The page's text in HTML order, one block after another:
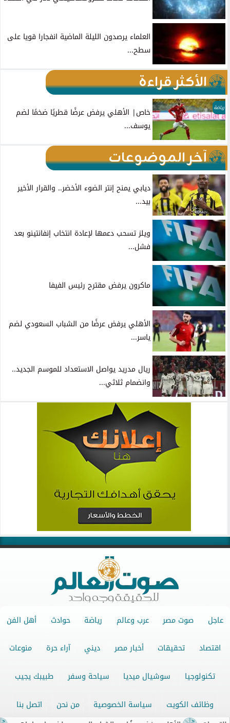
العلماء يرصدون الليلة الماضية انفجارا قويا على
سطح...
الأكثر قراءة
رياضة
خاص| الأهلي يرفض عرضًا قطريًا ضخمًا لضم
يوسف...
آخر الموضوعات
ديابي يمنح إنتر الضوء الأخضر.. والقرار الأخير
بيد...
ويلز تسحب دعمها لإعادة انتخاب إنفانتينو بعد
فشل...
ماكرون يرفض مقترح رئيس الفيفا
الأهلي يرفض عرضًا من الشباب السعودي لضم
ياسر...
ريال مدريد يواصل الاستعداد للموسم الجديد..
وانضمام ثلاثي...
عاجل صوت مصر عرب وعالم رياضة حوادث أهل الفن
اقتصاد تحقيقات أخبار مصر ديني آراء حرة منوعات
تكنولوجيا سوشيال ميديا سياحة وسفر طبيبك يجيب
وظائف الكويت سياسة الخصوصية من نحن اتصل بنا